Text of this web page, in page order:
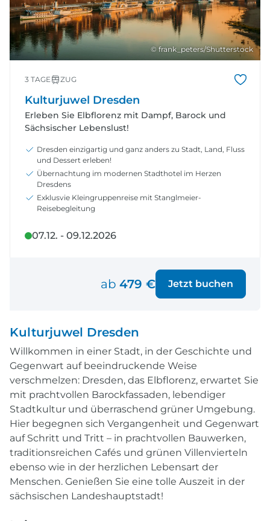
© frank_peters/Shutterstock
3 TAGE ZUG
Kulturjuwel Dresden
Erleben Sie Elbflorenz mit Dampf, Barock und
Sächsischer Lebenslust!
Dresden einzigartig und ganz anders zu Stadt, Land, Fluss
und Dessert erleben!
Übernachtung im modernen Stadthotel im Herzen
Dresdens
Exklusvie Kleingruppenreise mit Stanglmeier-
Reisebegleitung
07.12. - 09.12.2026
ab 479 € Jetzt buchen
Kulturjuwel Dresden
Willkommen in einer Stadt, in der Geschichte und
Gegenwart auf beeindruckende Weise
verschmelzen: Dresden, das Elbflorenz, erwartet Sie
mit prachtvollen Barockfassaden, lebendiger
Stadtkultur und überraschend grüner Umgebung.
Hier begegnen sich Vergangenheit und Gegenwart
auf Schritt und Tritt – in prachtvollen Bauwerken,
traditionsreichen Cafés und grünen Villenvierteln
ebenso wie in der herzlichen Lebensart der
Menschen. Genießen Sie eine tolle Auszeit in der
sächsischen Landeshauptstadt!